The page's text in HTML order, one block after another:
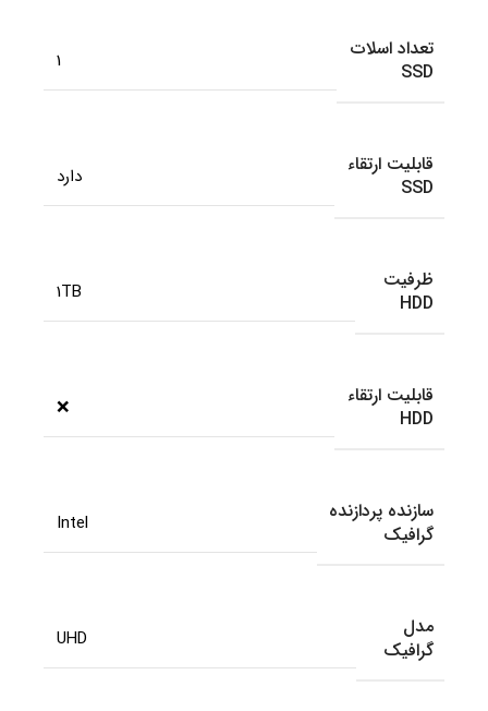
تعداد اسلات
SSD
1
قابلیت ارتقاء
SSD
دارد
ظرفیت
HDD
1TB
قابلیت ارتقاء
HDD
❌
سازنده پردازنده
گرافیک
Intel
مدل
گرافیک
UHD